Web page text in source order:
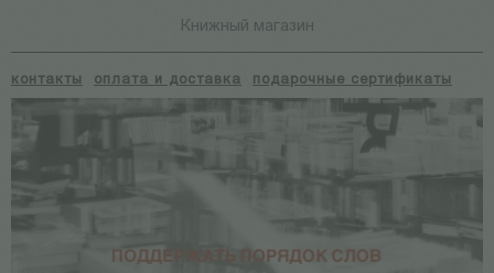
Книжный магазин
контакты оплата и доставка подарочные сертификаты